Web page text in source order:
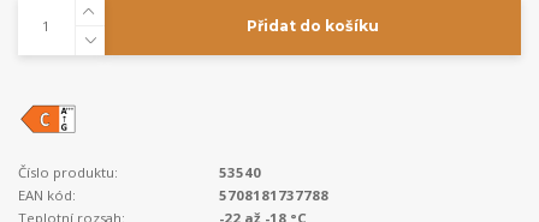
Přidat do košíku
Číslo produktu:
53540
EAN kód:
5708181737788
Teplotní rozsah:
-22 až -18 °C